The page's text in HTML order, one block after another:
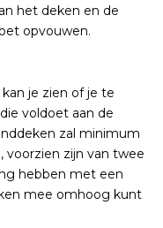
het deken en de
opvouwen.
je zien of je te
voldoet aan de
zal minimum
voorzien zijn van twee
hebben met een
mee omhoog kunt